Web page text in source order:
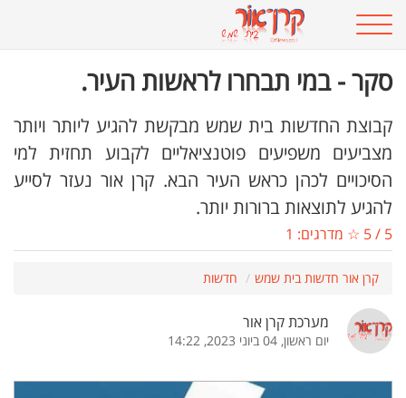
סקר - במי תבחרו לראשות העיר.
קבוצת החדשות בית שמש מבקשת להגיע ליותר ויותר
מצביעים משפיעים פוטנציאליים לקבוע תחזית למי
הסיכויים לכהן כראש העיר הבא. קרן אור נעזר לסייע
להגיע לתוצאות ברורות יותר.
5
/
5 ☆ מדרגים: 1
קרן אור חדשות בית שמש חדשות
מערכת קרן אור
יום ראשון, 04 ביוני 2023, 14:22